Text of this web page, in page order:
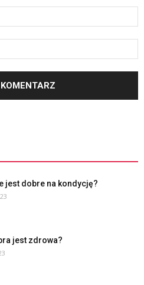
jest dobre na kondycję?
jest zdrowa?